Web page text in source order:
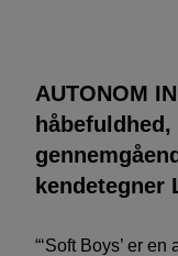
AUTONOM
kendetegner
“‘Soft Boys’ er